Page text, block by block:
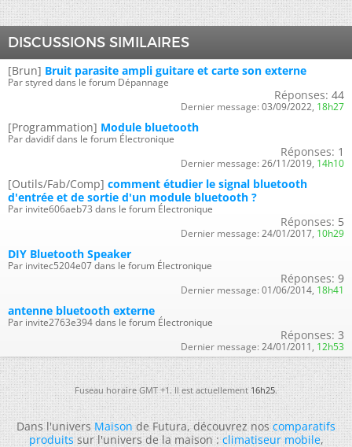
DISCUSSIONS SIMILAIRES
[Brun] Bruit parasite ampli guitare et carte son externe
Par styred dans le forum Dépannage
Réponses: 44
Dernier message: 03/09/2022, 18h27
[Programmation] Module bluetooth
Par davidif dans le forum Électronique
Réponses: 1
Dernier message: 26/11/2019, 14h10
[Outils/Fab/Comp] comment étudier le signal bluetooth
d'entrée et de sortie d'un module bluetooth ?
Par invite606aeb73 dans le forum Électronique
Réponses: 5
Dernier message: 24/01/2017, 10h29
DIY Bluetooth Speaker
Par invitec5204e07 dans le forum Électronique
Réponses: 9
Dernier message: 01/06/2014, 18h41
antenne bluetooth externe
Par invite2763e394 dans le forum Électronique
Réponses: 3
Dernier message: 24/01/2011, 12h53
Fuseau horaire GMT +1. Il est actuellement16h25.
Dans l'universMaisonde Futura, découvrez noscomparatifs
produitssur l'univers de la maison :climatiseur mobile,